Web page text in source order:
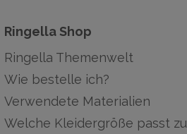
Ringella Shop
Ringella Themenwelt
Wie bestelle ich?
Verwendete Materialien
Welche Kleidergröße passt zu